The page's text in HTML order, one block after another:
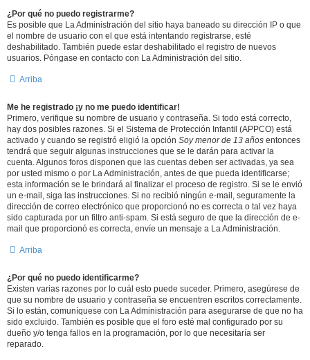
¿Por qué no puedo registrarme?
Es posible que La Administración del sitio haya baneado su dirección IP o que
el nombre de usuario con el que está intentando registrarse, esté
deshabilitado. También puede estar deshabilitado el registro de nuevos
usuarios. Póngase en contacto con La Administración del sitio.
Arriba
Me he registrado ¡y no me puedo identificar!
Primero, verifique su nombre de usuario y contraseña. Si todo está correcto,
hay dos posibles razones. Si el Sistema de Protección Infantil (APPCO) está
activado y cuando se registró eligió la opción Soy menor de 13 años entonces
tendrá que seguir algunas instrucciones que se le darán para activar la
cuenta. Algunos foros disponen que las cuentas deben ser activadas, ya sea
por usted mismo o por La Administración, antes de que pueda identificarse;
esta información se le brindará al finalizar el proceso de registro. Si se le envió
un e-mail, siga las instrucciones. Si no recibió ningún e-mail, seguramente la
dirección de correo electrónico que proporcionó no es correcta o tal vez haya
sido capturada por un filtro anti-spam. Si está seguro de que la dirección de e-
mail que proporcionó es correcta, envíe un mensaje a La Administración.
Arriba
¿Por qué no puedo identificarme?
Existen varias razones por lo cuál esto puede suceder. Primero, asegúrese de
que su nombre de usuario y contraseña se encuentren escritos correctamente.
Si lo están, comuníquese con La Administración para asegurarse de que no ha
sido excluido. También es posible que el foro esté mal configurado por su
dueño y/o tenga fallos en la programación, por lo que necesitaría ser
reparado.